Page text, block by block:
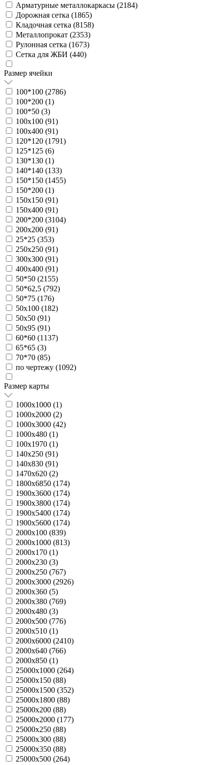
Арматурные металлокаркасы (2184)
Дорожная сетка (1865)
Кладочная сетка (8158)
Металлопрокат (2353)
Рулонная сетка (1673)
Сетка для ЖБИ (440)
Размер ячейки
100*100 (2786)
100*200 (1)
100*50 (3)
100х100 (91)
100х400 (91)
120*120 (1791)
125*125 (6)
130*130 (1)
140*140 (133)
150*150 (1455)
150*200 (1)
150х150 (91)
150х400 (91)
200*200 (3104)
200х200 (91)
25*25 (353)
250х250 (91)
300х300 (91)
400х400 (91)
50*50 (2155)
50*62,5 (792)
50*75 (176)
50х100 (182)
50х50 (91)
50х95 (91)
60*60 (1137)
65*65 (3)
70*70 (85)
по чертежу (1092)
Размер карты
1000х1000 (1)
1000х2000 (2)
1000х3000 (42)
1000х480 (1)
100х1970 (1)
140х250 (91)
140х830 (91)
1470х620 (2)
1800х6850 (174)
1900х3600 (174)
1900х3800 (174)
1900х5400 (174)
1900х5600 (174)
2000х100 (839)
2000х1000 (813)
2000х170 (1)
2000х230 (3)
2000х250 (767)
2000х3000 (2926)
2000х360 (5)
2000х380 (769)
2000х480 (3)
2000х500 (776)
2000х510 (1)
2000х6000 (2410)
2000х640 (766)
2000х850 (1)
25000х1000 (264)
25000х150 (88)
25000х1500 (352)
25000х1800 (88)
25000х200 (88)
25000х2000 (177)
25000х250 (88)
25000х300 (88)
25000х350 (88)
25000х500 (264)